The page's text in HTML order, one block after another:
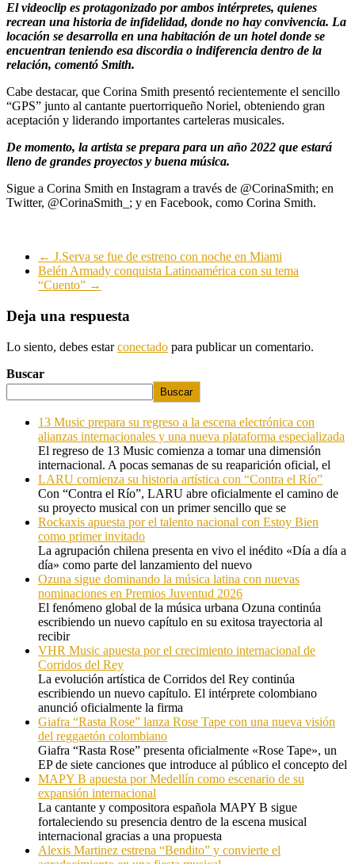
El videoclip es protagonizado por ambos intérpretes, quienes
recrean una historia de infidelidad, donde no hay convivencia. La
locación se desarrolla en una habitación de un hotel donde se
encuentran teniendo esa discordia o indiferencia dentro de la
relación, comentó Smith.
Cabe destacar, que Corina Smith presentó recientemente el sencillo
“GPS” junto al cantante puertorriqueño Noriel, obteniendo gran
aceptación y liderando importantes carteleras musicales.
De momento, la artista se prepara para un año 2022 que estará
lleno de grandes proyectos y buena música.
Sigue a Corina Smith en Instagram a través de @CorinaSmith; en
Twitter, @CorinaSmith_; y en Facebook, como Corina Smith.
← J.Serva se fue de estreno con noche en Miami
Belén Armady conquista Latinoamérica con su tema
“Cuento” →
Deja una respuesta
Lo siento, debes estarconectado para publicar un comentario.
Buscar
Buscar
13 Music prepara su regreso a la escena electrónica con
alianzas internacionales y una nueva plataforma especializada
El regreso de 13 Music comienza a tomar una dimensión
internacional. A pocas semanas de su reaparición oficial, el
LARU comienza su historia artística con “Contra el Río”
Con “Contra el Río”, LARU abre oficialmente el camino de
su proyecto musical con un primer sencillo que se
Rockaxis apuesta por el talento nacional con Estoy Bien
como primer invitado
La agrupación chilena presenta en vivo el inédito «Día a día a
día» como parte del lanzamiento del nuevo
Ozuna sigue dominando la música latina con nuevas
nominaciones en Premios Juventud 2026
El fenómeno global de la música urbana Ozuna continúa
escribiendo un nuevo capítulo en su exitosa trayectoria al
recibir
VHR Music apuesta por el crecimiento internacional de
Corridos del Rey
La evolución artística de Corridos del Rey continúa
escribiendo un nuevo capítulo. El intérprete colombiano
anunció oficialmente la firma
Giafra “Rasta Rose” lanza Rose Tape con una nueva visión
del reggaetón colombiano
Giafra “Rasta Rose” presenta oficialmente «Rose Tape», un
EP de siete canciones que introduce al público el concepto del
MAPY B apuesta por Medellín como escenario de su
expansión internacional
La cantante y compositora española MAPY B sigue
fortaleciendo su presencia dentro de la escena musical
internacional gracias a una propuesta
Alexis Martinez estrena “Bendito” y convierte el